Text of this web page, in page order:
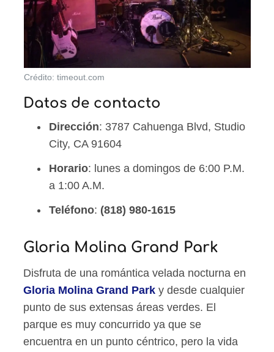
Crédito: timeout.com
Datos de contacto
Dirección: 3787 Cahuenga Blvd, Studio
City, CA 91604
Horario: lunes a domingos de 6:00 P.M.
a 1:00 A.M.
Teléfono: (818) 980-1615
Gloria Molina Grand Park
Disfruta de una romántica velada nocturna en
Gloria Molina Grand Park y desde cualquier
punto de sus extensas áreas verdes. El
parque es muy concurrido ya que se
encuentra en un punto céntrico, pero la vida